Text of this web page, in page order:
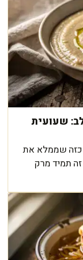
שעועית
כזה שממלא את
תמיד מרק